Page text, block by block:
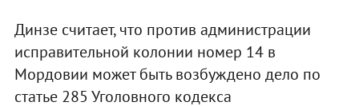
Динзе считает, что против администрации
исправительной колонии номер 14 в
Мордовии может быть возбуждено дело по
статье 285 Уголовного кодекса